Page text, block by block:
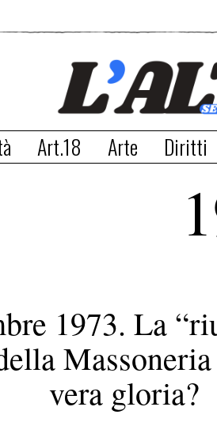
Art.18 Arte Diritti
1973. La
vera gloria?